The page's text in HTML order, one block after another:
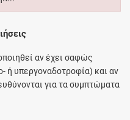
αν έχει σαφώς
ή υπεργοναδοτροφία) και αν
για τα συμπτώματα